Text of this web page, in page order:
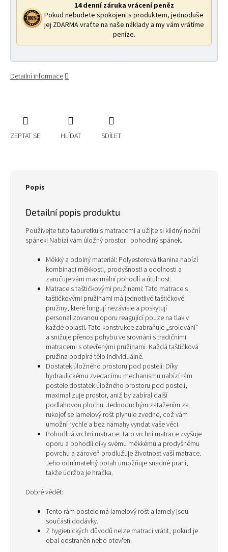
14 denní záruka vrácení peněz
Pokud nebudete spokojeni s produktem, jednoduše
jej ZDARMA vraťte na naše náklady a my vám vrátíme
peníze.
Detailní informace
ZEPTAT SE HLÍDAT SDÍLET
Popis
Detailní popis produktu
Používejte tuto taburetku s matracemi a užijte si klidný noční
spánek! Nabízí vám úložný prostor i pohodlný spánek.
Měkký a odolný materiál: Polyesterová tkanina nabízí
kombinaci měkkosti, prodyšnosti a odolnosti a
zaručuje vám maximální pohodlí a útulnost.
Matrace s taštičkovými pružinami: Tato matrace s
taštičkovými pružinami má jednotlivé taštičkové
pružiny, které fungují nezávisle a poskytují
personalizovanou oporu reagující pouze na tlak v
každé oblasti. Tato konstrukce zabraňuje „srolování“
a snižuje přenos pohybu ve srovnání s tradičními
matracemi s otevřenými pružinami. Každá taštičková
pružina podpírá tělo individuálně.
Dostatek úložného prostoru pod postelí: Díky
hydraulickému zvedacímu mechanismu nabízí rám
postele dostatek úložného prostoru pod postelí,
maximalizuje prostor, aniž by zabíral další
podlahovou plochu. Jednoduchým zatažením za
rukojeť se lamelový rošt plynule zvedne, což vám
umožní rychle a bez námahy vyndat vaše věci.
Pohodlná vrchní matrace: Tato vrchní matrace zvyšuje
oporu a pohodlí díky svému měkkému a prodyšnému
povrchu a zároveň prodlužuje životnost vaší matrace.
Jeho odnímatelný potah umožňuje snadné praní,
takže údržba je hračka.
Dobré vědět:
Tento rám postele má lamelový rošt a lamely jsou
součástí dodávky.
Z hygienických důvodů nelze matraci vrátit, pokud je
obal odstraněn nebo otevřen.